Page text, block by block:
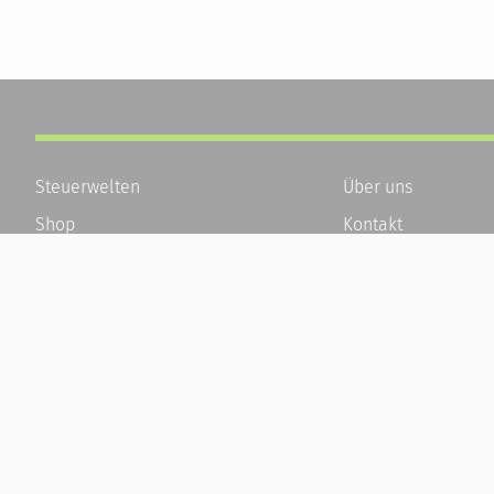
Steuerwelten
Shop
Über uns
Kontakt